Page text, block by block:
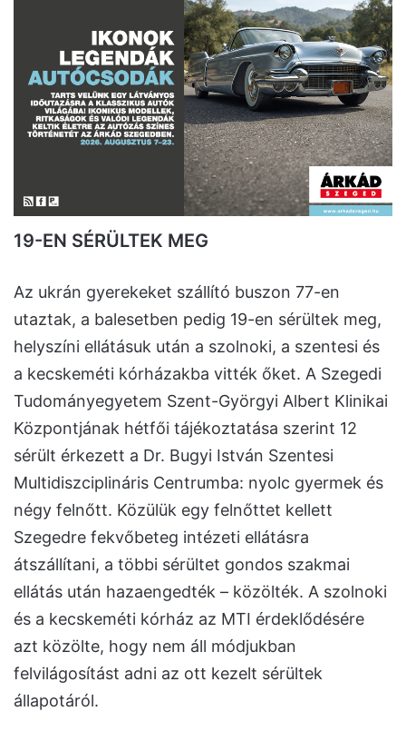
19-EN SÉRÜLTEK MEG
Az ukrán gyerekeket szállító buszon 77-en
utaztak, a balesetben pedig 19-en sérültek meg,
helyszíni ellátásuk után a szolnoki, a szentesi és
a kecskeméti kórházakba vitték őket. A Szegedi
Tudományegyetem Szent-Györgyi Albert Klinikai
Központjának hétfői tájékoztatása szerint 12
sérült érkezett a Dr. Bugyi István Szentesi
Multidiszciplináris Centrumba: nyolc gyermek és
négy felnőtt. Közülük egy felnőttet kellett
Szegedre fekvőbeteg intézeti ellátásra
átszállítani, a többi sérültet gondos szakmai
ellátás után hazaengedték – közölték. A szolnoki
és a kecskeméti kórház az MTI érdeklődésére
azt közölte, hogy nem áll módjukban
felvilágosítást adni az ott kezelt sérültek
állapotáról.